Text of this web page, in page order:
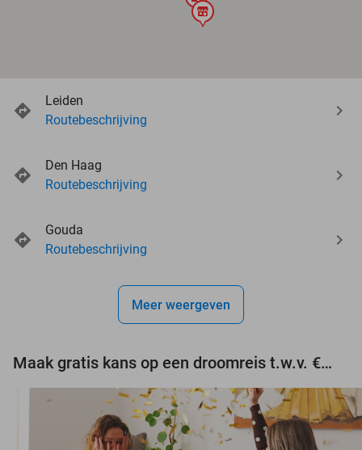
store
Leiden
Routebeschrijving
Den Haag
Routebeschrijving
Gouda
Routebeschrijving
Meer weergeven
Maak gratis kans op een droomreis t.w.v. €3.000!